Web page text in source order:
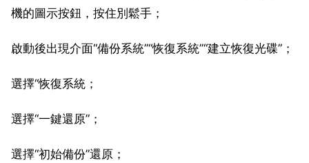
機的圖示按鈕，按住別鬆手；
啟動後出現介面“備份系統”“恢復系統”“建立恢復光碟”；
選擇“恢復系統；
選擇“一鍵還原”；
選擇“初始備份”還原；